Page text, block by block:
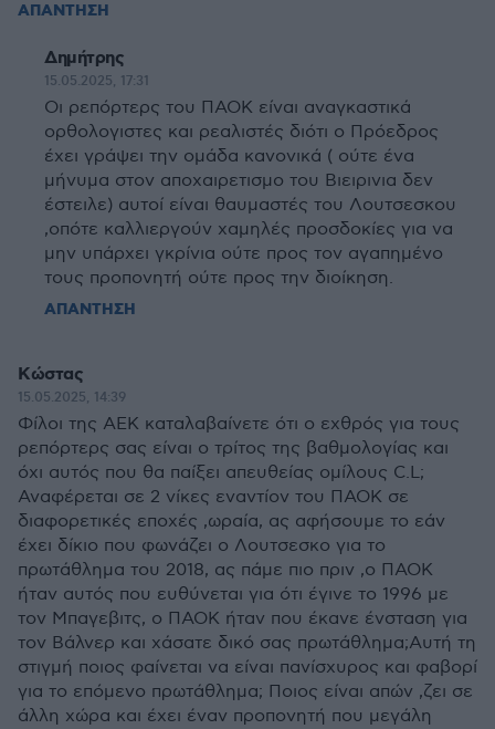
ΑΠΑΝΤΗΣΗ
Δημήτρης
15.05.2025, 17:31
Οι ρεπόρτερς του ΠΑΟΚ είναι αναγκαστικά
ορθολογιστες και ρεαλιστές διότι ο Πρόεδρος
έχει γράψει την ομάδα κανονικά ( ούτε ένα
μήνυμα στον αποχαιρετισμο του Βιειρινια δεν
έστειλε) αυτοί είναι θαυμαστές του Λουτσεσκου
,οπότε καλλιεργούν χαμηλές προσδοκίες για να
μην υπάρχει γκρίνια ούτε προς τον αγαπημένο
τους προπονητή ούτε προς την διοίκηση.
ΑΠΑΝΤΗΣΗ
Κώστας
15.05.2025, 14:39
Φίλοι της ΑΕΚ καταλαβαίνετε ότι ο εχθρός για τους
ρεπόρτερς σας είναι ο τρίτος της βαθμολογίας και
όχι αυτός που θα παίξει απευθείας ομίλους C.L;
Αναφέρεται σε 2 νίκες εναντίον του ΠΑΟΚ σε
διαφορετικές εποχές ,ωραία, ας αφήσουμε το εάν
έχει δίκιο που φωνάζει ο Λουτσεσκο για το
πρωτάθλημα του 2018, ας πάμε πιο πριν ,ο ΠΑΟΚ
ήταν αυτός που ευθύνεται για ότι έγινε το 1996 με
τον Μπαγεβιτς, ο ΠΑΟΚ ήταν που έκανε ένσταση για
τον Βάλνερ και χάσατε δικό σας πρωτάθλημα;Αυτή τη
στιγμή ποιος φαίνεται να είναι πανίσχυρος και φαβορί
για το επόμενο πρωτάθλημα; Ποιος είναι απών ,ζει σε
άλλη χώρα και έχει έναν προπονητή που μεγάλη